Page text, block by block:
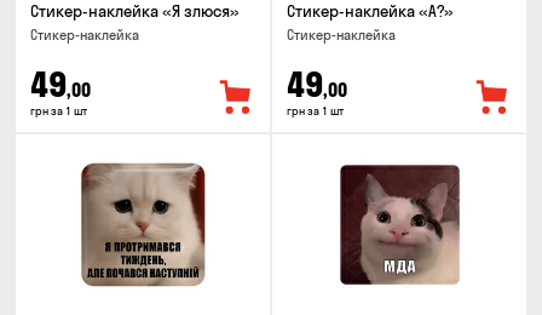
Стикер-наклейка «Я злюся»
Стикер-наклейка
49,00
грн за 1 шт
Стикер-наклейка «А?»
Стикер-наклейка
49,00
грн за 1 шт